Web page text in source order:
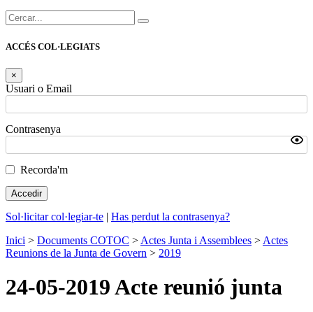
Cercar:
ACCÉS COL·LEGIATS
×
Usuari o Email
Contrasenya
Recorda'm
Sol·licitar col·legiar-te | Has perdut la contrasenya?
Inici > Documents COTOC > Actes Junta i Assemblees > Actes
Reunions de la Junta de Govern > 2019
24-05-2019 Acte reunió junta